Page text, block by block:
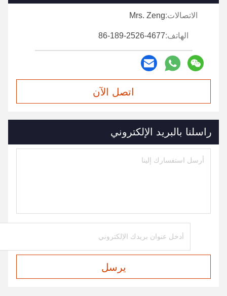
الاتصالات:Mrs. Zeng
الهاتف:86-189-2526-4677
اتصل الآن
راسلنا بالبريد الإلكتروني
يرسل